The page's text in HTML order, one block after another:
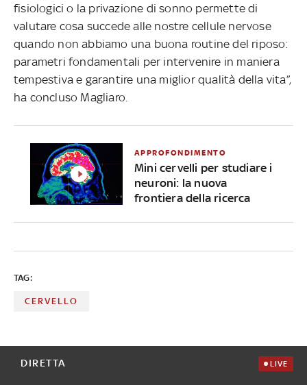
fisiologici o la privazione di sonno permette di
valutare cosa succede alle nostre cellule nervose
quando non abbiamo una buona routine del riposo:
parametri fondamentali per intervenire in maniera
tempestiva e garantire una miglior qualità della vita”,
ha concluso Magliaro.
APPROFONDIMENTO
Mini cervelli per studiare i
neuroni: la nuova
frontiera della ricerca
TAG:
CERVELLO
DIRETTA LIVE